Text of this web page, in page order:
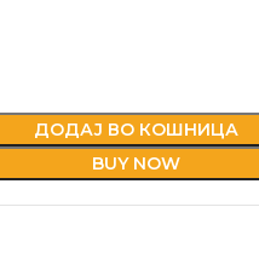
ДОДАЈ ВО КОШНИЦА
BUY NOW